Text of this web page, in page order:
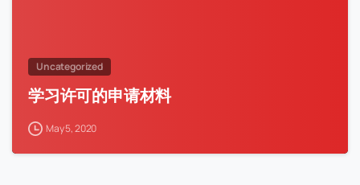
Uncategorized
学习许可的申请材料
May 5, 2020